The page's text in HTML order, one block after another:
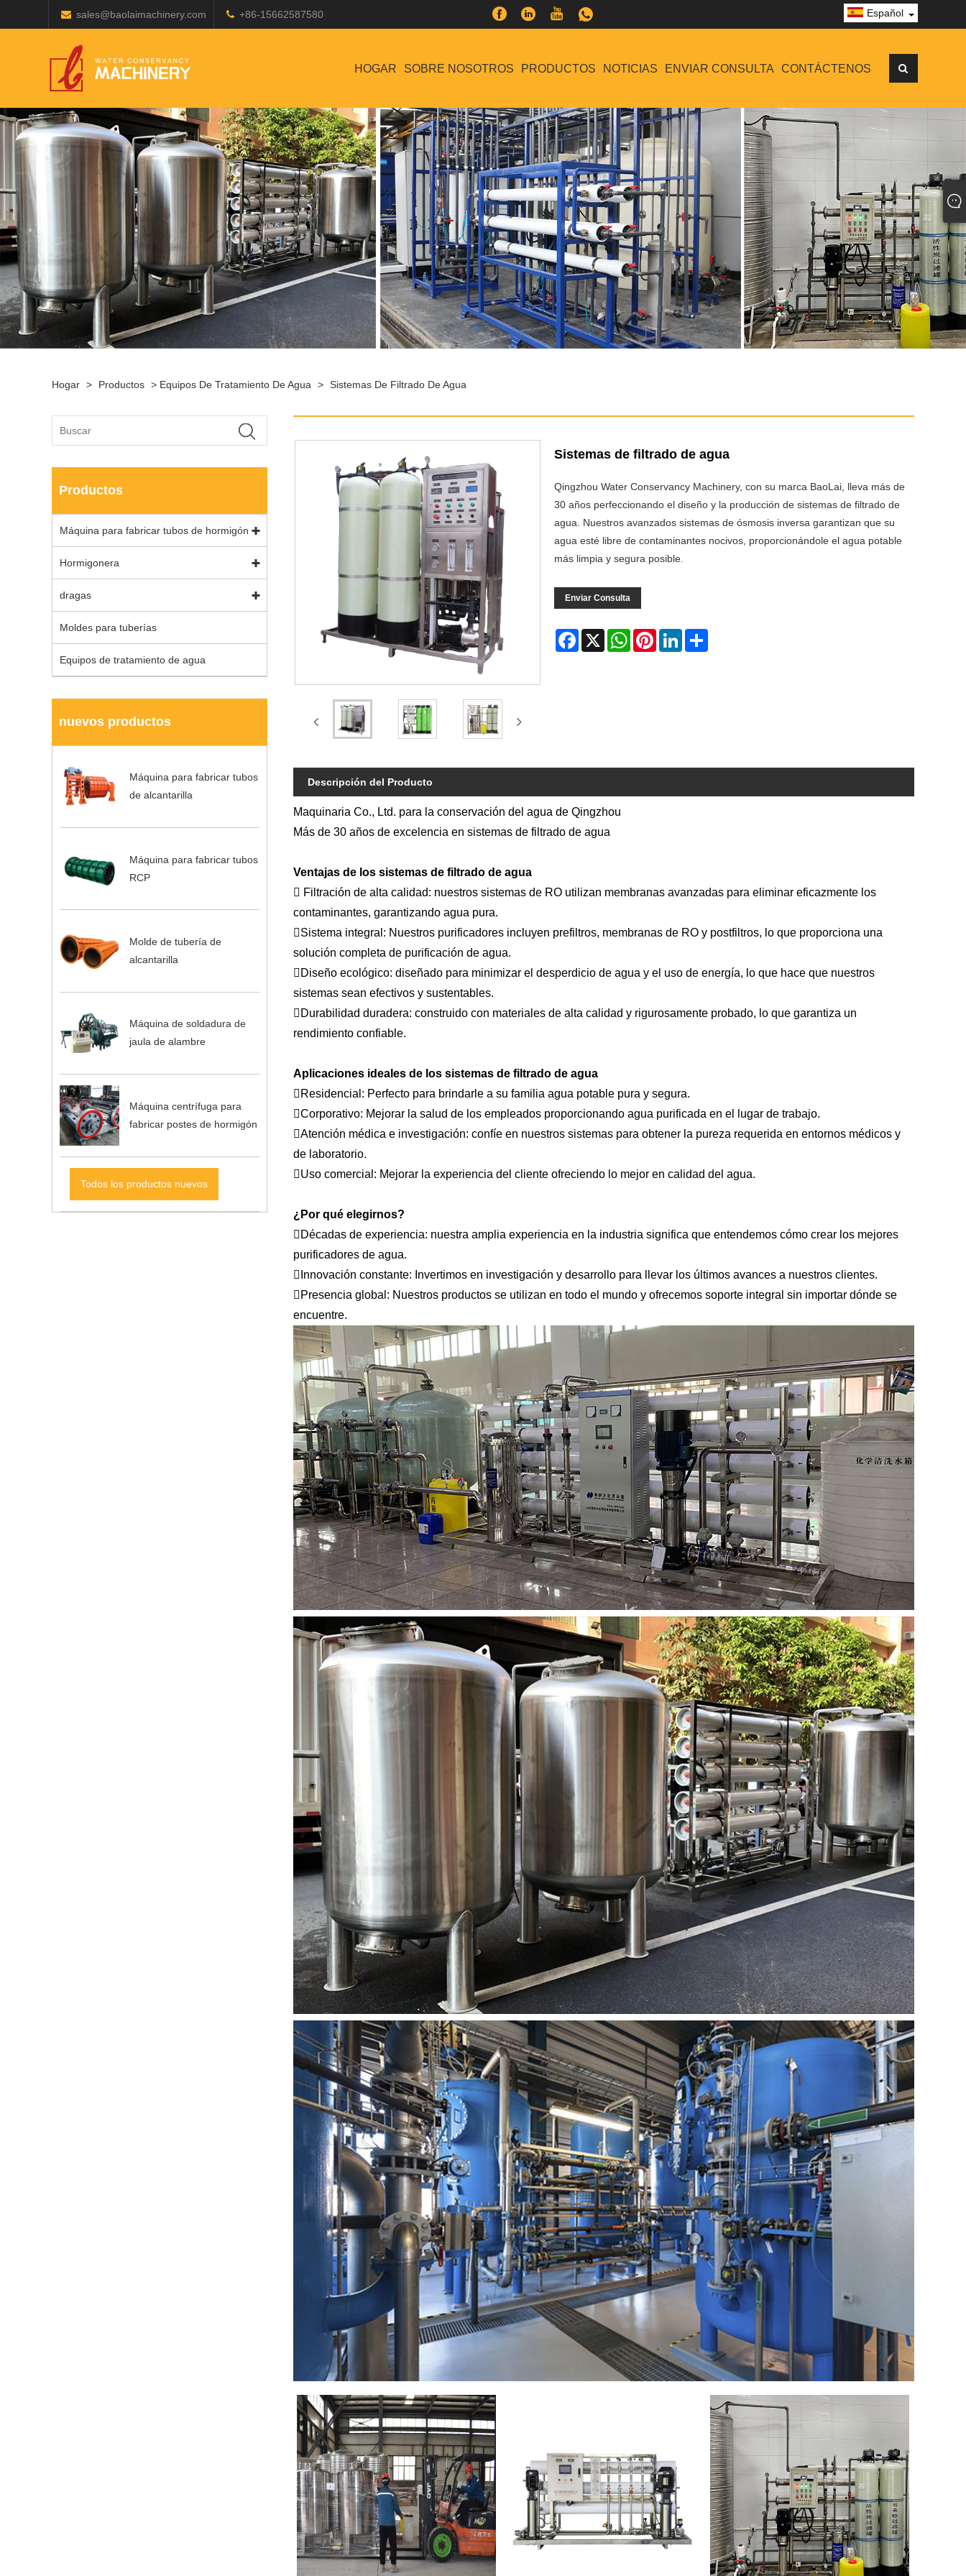
sales@baolaimachinery.com +86-15662587580 Español
HOGAR SOBRE NOSOTROS PRODUCTOS NOTICIAS ENVIAR CONSULTA CONTÁCTENOS
Hogar > Productos > Equipos De Tratamiento De Agua > Sistemas De Filtrado De Agua
Productos
Máquina para fabricar tubos de hormigón
Hormigonera
dragas
Moldes para tuberías
Equipos de tratamiento de agua
nuevos productos
Máquina para fabricar tubos
de alcantarilla
Máquina para fabricar tubos
RCP
Molde de tubería de
alcantarilla
Máquina de soldadura de
jaula de alambre
Máquina centrífuga para
fabricar postes de hormigón
Todos los productos nuevos
Sistemas de filtrado de agua
Qingzhou Water Conservancy Machinery, con su marca BaoLai, lleva más de
30 años perfeccionando el diseño y la producción de sistemas de filtrado de
agua. Nuestros avanzados sistemas de ósmosis inversa garantizan que su
agua esté libre de contaminantes nocivos, proporcionándole el agua potable
más limpia y segura posible.
Enviar Consulta
Facebook
X WhatsAppPinterestLinkedInShare
Descripción del Producto
Maquinaria Co., Ltd. para la conservación del agua de Qingzhou
Más de 30 años de excelencia en sistemas de filtrado de agua
Ventajas de los sistemas de filtrado de agua
 Filtración de alta calidad: nuestros sistemas de RO utilizan membranas avanzadas para eliminar eficazmente los
contaminantes, garantizando agua pura.
Sistema integral: Nuestros purificadores incluyen prefiltros, membranas de RO y postfiltros, lo que proporciona una
solución completa de purificación de agua.
Diseño ecológico: diseñado para minimizar el desperdicio de agua y el uso de energía, lo que hace que nuestros
sistemas sean efectivos y sustentables.
Durabilidad duradera: construido con materiales de alta calidad y rigurosamente probado, lo que garantiza un
rendimiento confiable.
Aplicaciones ideales de los sistemas de filtrado de agua
Residencial: Perfecto para brindarle a su familia agua potable pura y segura.
Corporativo: Mejorar la salud de los empleados proporcionando agua purificada en el lugar de trabajo.
Atención médica e investigación: confíe en nuestros sistemas para obtener la pureza requerida en entornos médicos y
de laboratorio.
Uso comercial: Mejorar la experiencia del cliente ofreciendo lo mejor en calidad del agua.
¿Por qué elegirnos?
Décadas de experiencia: nuestra amplia experiencia en la industria significa que entendemos cómo crear los mejores
purificadores de agua.
Innovación constante: Invertimos en investigación y desarrollo para llevar los últimos avances a nuestros clientes.
Presencia global: Nuestros productos se utilizan en todo el mundo y ofrecemos soporte integral sin importar dónde se
encuentre.